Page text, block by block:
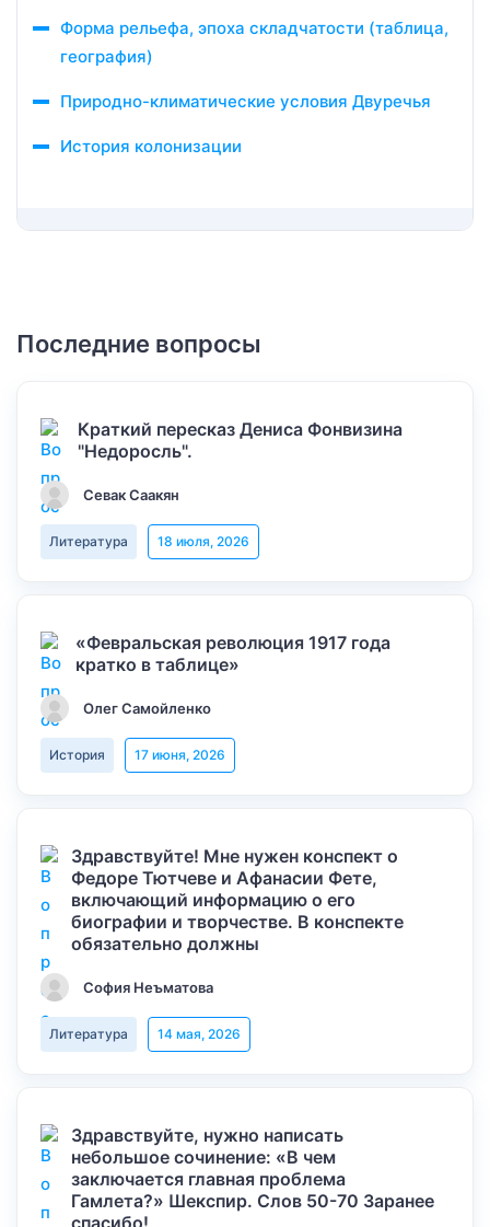
Форма рельефа, эпоха складчатости (таблица,
география)
Природно-климатические условия Двуречья
История колонизации
Последние вопросы
Краткий пересказ Дениса Фонвизина
"Недоросль".
Севак Саакян
Литература 18 июля, 2026
«Февральская революция 1917 года
кратко в таблице»
Олег Самойленко
История 17 июня, 2026
Здравствуйте! Мне нужен конспект о
Федоре Тютчеве и Афанасии Фете,
включающий информацию о его
биографии и творчестве. В конспекте
обязательно должны
София Неъматова
Литература 14 мая, 2026
Здравствуйте, нужно написать
небольшое сочинение: «В чем
заключается главная проблема
Гамлета?» Шекспир. Слов 50-70 Заранее
спасибо!